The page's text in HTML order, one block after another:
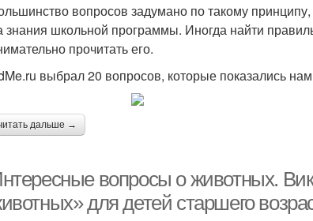
вопросов задумано по такому
знания школьной программы. Иногда найти
прочитать его.
выбрал 20 вопросов, которые показались
дальше →
вопросы о животных.
для детей старшего